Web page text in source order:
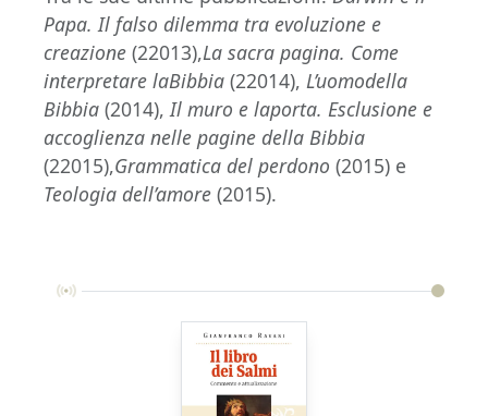
Papa. Il falso dilemma tra evoluzione e
creazione (22013),La sacra pagina. Come
interpretare laBibbia (22014), L’uomodella
Bibbia (2014),Il muro e laporta. Esclusione e
accoglienza nelle pagine della Bibbia
(22015),Grammatica del perdono (2015) e
Teologia dell’amore (2015).